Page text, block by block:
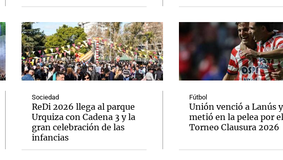
Sociedad
ReDi 2026 llega al parque
Urquiza con Cadena 3 y la
gran celebración de las
infancias
Fútbol
Unión venció a Lanús
metió en la pelea por el
Torneo Clausura 2026
Notas
El huracán de Arequito Cadena 3